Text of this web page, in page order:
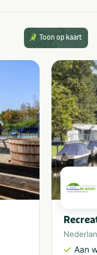
Toon op kaart
Aan